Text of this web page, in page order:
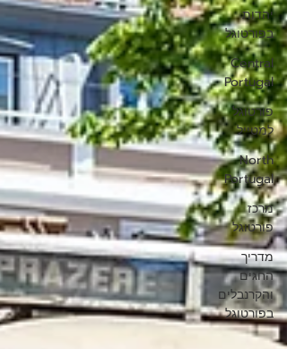
יהדות
בפורטוגל
Central
Portugal
פורטוגל
למטייל
North
Portugal
מרכז
פורטוגל
מדריך
החגים
והקרנבלים
בפורטוגל